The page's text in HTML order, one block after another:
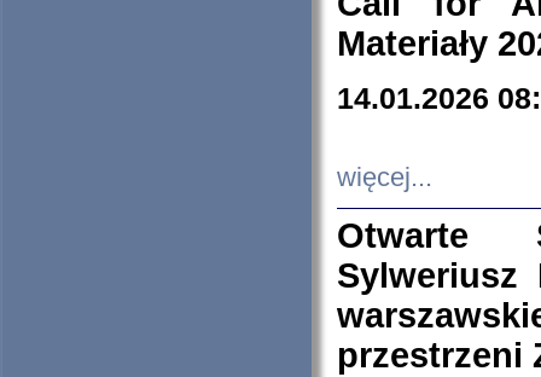
Materiały
14.01.2026
więcej...
Otwarte
Sylweriusz
przestrzeni